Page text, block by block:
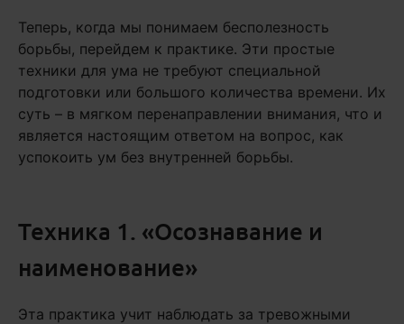
Теперь, когда мы понимаем бесполезность
борьбы, перейдем к практике. Эти простые
техники для ума не требуют специальной
подготовки или большого количества времени. Их
суть – в мягком перенаправлении внимания, что и
является настоящим ответом на вопрос, как
успокоить ум без внутренней борьбы.
Техника 1. «Осознавание и
наименование»
Эта практика учит наблюдать за тревожными